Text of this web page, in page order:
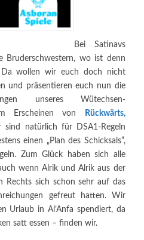
Bei Satinavs
Bruderschwestern, wo ist denn
Da wollen wir euch doch nicht
und präsentieren euch nun die
unseres Wütechsen-
Erscheinen von
Rückwärts,
sind natürlich für DSA1-Regeln
einen „Plan des Schicksals“,
Zum Glück haben sich alle
wenn Alrik und Alrik aus der
Rechts sich schon sehr auf das
gefreut hatten. Wir
Urlaub in Al’Anfa spendiert, da
satt essen – finden wir.